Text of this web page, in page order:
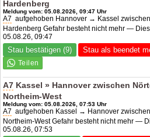
Hardenberg
Meldung vom: 05.08.2026, 09:47 Uhr
A7 aufgehoben Hannover → Kassel
Hardenberg Gefahr besteht nicht mehr —
05.08.26, 09:47
Stau bestätigen (9) Stau als beendet
A7 Kassel » Hannover zwischen
Northeim-West
Meldung vom: 05.08.2026, 07:53 Uhr
A7 aufgehoben Kassel → Hannover
Northeim-West Gefahr besteht nicht mehr —
05.08.26, 07:53